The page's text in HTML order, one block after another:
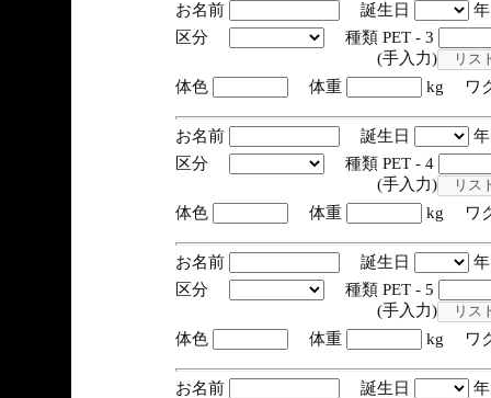
お名前 誕生日
区分
種類 PET - 3
(手入力)
体色
体重 kg ワ
お名前 誕生日
区分
種類 PET - 4
(手入力)
体色
体重 kg ワ
お名前 誕生日
区分
種類 PET - 5
(手入力)
体色
体重 kg ワ
お名前 誕生日